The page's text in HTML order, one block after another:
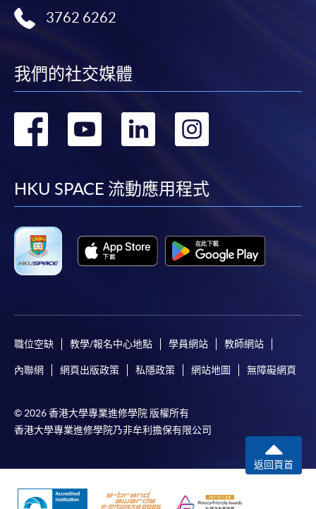
3762 6262
我們的社交媒體
轉
facebook
轉
youtube
轉
linkedin
HKU SPACE 流動應用程式
職位空缺 教學/報名中心地點 學員網站 教師網站
內聯網 網頁出版政策 私隱政策 網站地圖 無障礙網頁
© 2026 香港大學專業進修學院 版權所有
香港大學專業進修學院乃非牟利擔保有限公司
返回頁首